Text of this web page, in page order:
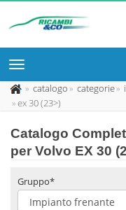
catalogo categorie
ex 30 (23>)
Catalogo
per Volvo EX 30
Gruppo*